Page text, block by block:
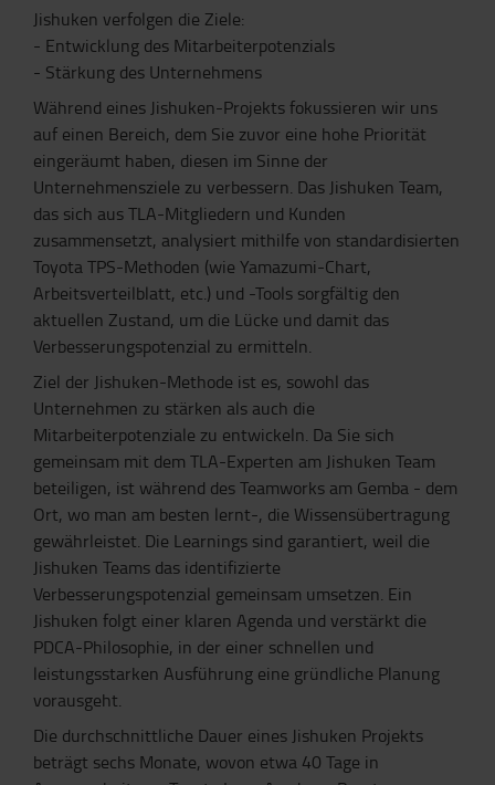
Jishuken verfolgen die Ziele:
- Entwicklung des Mitarbeiterpotenzials
- Stärkung des Unternehmens
Während eines Jishuken-Projekts fokussieren wir uns
auf einen Bereich, dem Sie zuvor eine hohe Priorität
eingeräumt haben, diesen im Sinne der
Unternehmensziele zu verbessern. Das Jishuken Team,
das sich aus TLA-Mitgliedern und Kunden
zusammensetzt, analysiert mithilfe von standardisierten
Toyota TPS-Methoden (wie Yamazumi-Chart,
Arbeitsverteilblatt, etc.) und -Tools sorgfältig den
aktuellen Zustand, um die Lücke und damit das
Verbesserungspotenzial zu ermitteln.
Ziel der Jishuken-Methode ist es, sowohl das
Unternehmen zu stärken als auch die
Mitarbeiterpotenziale zu entwickeln. Da Sie sich
gemeinsam mit dem TLA-Experten am Jishuken Team
beteiligen, ist während des Teamworks am Gemba - dem
Ort, wo man am besten lernt-, die Wissensübertragung
gewährleistet. Die Learnings sind garantiert, weil die
Jishuken Teams das identifizierte
Verbesserungspotenzial gemeinsam umsetzen. Ein
Jishuken folgt einer klaren Agenda und verstärkt die
PDCA-Philosophie, in der einer schnellen und
leistungsstarken Ausführung eine gründliche Planung
vorausgeht.
Die durchschnittliche Dauer eines Jishuken Projekts
beträgt sechs Monate, wovon etwa 40 Tage in